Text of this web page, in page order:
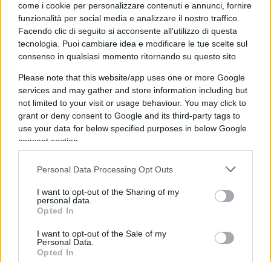
come i cookie per personalizzare contenuti e annunci, fornire
funzionalità per social media e analizzare il nostro traffico.
Facendo clic di seguito si acconsente all'utilizzo di questa
tecnologia. Puoi cambiare idea e modificare le tue scelte sul
consenso in qualsiasi momento ritornando su questo sito
Please note that this website/app uses one or more Google
services and may gather and store information including but
not limited to your visit or usage behaviour. You may click to
grant or deny consent to Google and its third-party tags to
use your data for below specified purposes in below Google
consent section.
Personal Data Processing Opt Outs
I want to opt-out of the Sharing of my
personal data.
Opted In
I want to opt-out of the Sale of my
Personal Data.
Opted In
iconoclasta: “non consentiremo che le mascherine
diventino bavagli”. Per evitare l’ecatombe
economica a cui stiamo andando incontro,
Se Giorgia Meloni utilizza toni più all’attacco, il
discorso di Salvini testimonia il tentativo del
leader della Lega di adottare una linea più
moderata, atlantica e liberale. Non a caso le sue
prime parole sono dedicate all’Independence Day
americano con un elogio della libertà in
contrapposizione al “regime comunista cinese”.
Libertà che si concretizza nell’attività delle
imprese e in ambito economico e che porta a